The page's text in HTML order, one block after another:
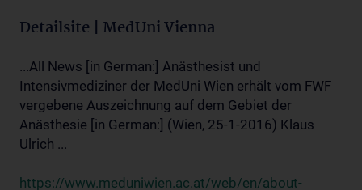
Detailsite | MedUni Vienna
...All News [in German:] Anästhesist und
Intensivmediziner der MedUni Wien erhält vom FWF
vergebene Auszeichnung auf dem Gebiet der
Anästhesie [in German:] (Wien, 25-1-2016) Klaus
Ulrich ...
https://www.meduniwien.ac.at/web/en/about-